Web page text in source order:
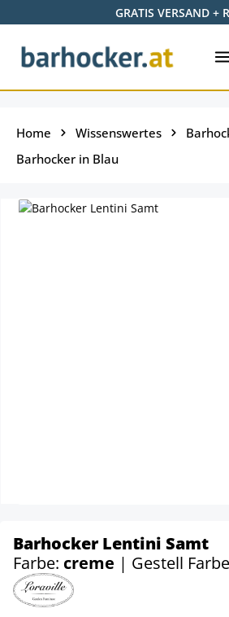
Zum Hauptinhalt springenGRATIS VERSAND +
Home Wissenswertes
Barhocker in Blau
Barhocker Lentini Samt
Farbe: creme | Gestell